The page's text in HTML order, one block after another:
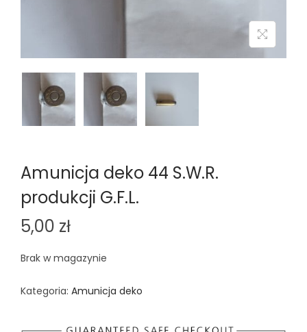
n
Amunicja deko 44 S.W.R.
produkcji G.F.L.
5,00 zł
Brak w magazynie
Kategoria: Amunicja deko